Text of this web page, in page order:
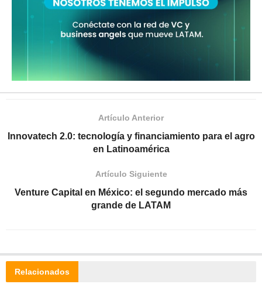
Artículo Anterior
Innovatech 2.0: tecnología y financiamiento para el agro
en Latinoamérica
Artículo Siguiente
Venture Capital en México: el segundo mercado más
grande de LATAM
Relacionados